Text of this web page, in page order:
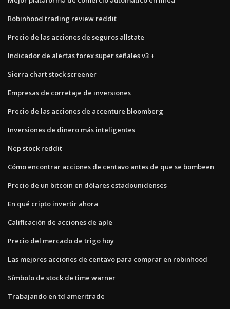
Robinhood trading review reddit
Precio de las acciones de seguros allstate
Indicador de alertas forex super señales v3 +
Sierra chart stock screener
Empresas de corretaje de inversiones
Precio de las acciones de accenture bloomberg
Inversiones de dinero más inteligentes
Nep stock reddit
Cómo encontrar acciones de centavo antes de que se bombeen
Precio de un bitcoin en dólares estadounidenses
En qué cripto invertir ahora
Calificación de acciones de aple
Precio del mercado de trigo hoy
Las mejores acciones de centavo para comprar en robinhood
Símbolo de stock de time warner
Trabajando en td ameritrade